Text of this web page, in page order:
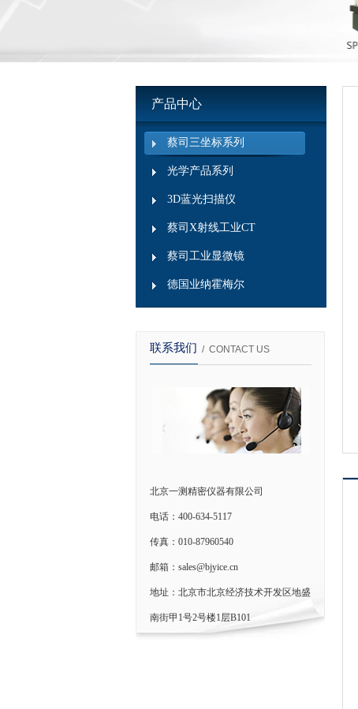
产品中心
蔡司三坐标系列
光学产品系列
3D蓝光扫描仪
蔡司X射线工业CT
蔡司工业显微镜
德国业纳霍梅尔
联系我们 / CONTACT US
北京一测精密仪器有限公司
电话：400-634-5117
传真：010-87960540
邮箱：sales@bjyice.cn
地址：北京市北京经济技术开发区地盛
南街甲1号2号楼1层B101